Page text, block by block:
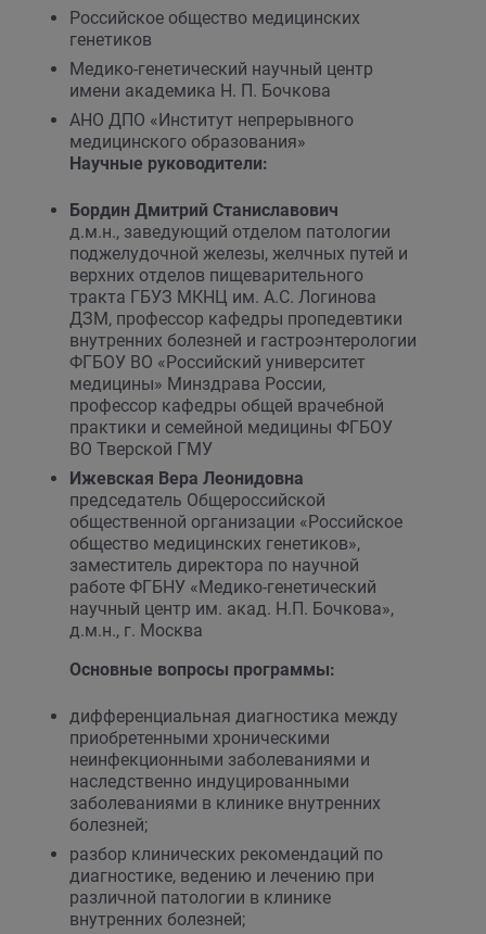
Российское общество медицинских
генетиков
Медико-генетический научный центр
имени академика Н. П. Бочкова
АНО ДПО «Институт непрерывного
медицинского образования»
Научные руководители:
Бордин Дмитрий Станиславович
д.м.н., заведующий отделом патологии
поджелудочной железы, желчных путей и
верхних отделов пищеварительного
тракта ГБУЗ МКНЦ им. А.С. Логинова
ДЗМ, профессор кафедры пропедевтики
внутренних болезней и гастроэнтерологии
ФГБОУ ВО «Российский университет
медицины» Минздрава России,
профессор кафедры общей врачебной
практики и семейной медицины ФГБОУ
ВО Тверской ГМУ
Ижевская Вера Леонидовна
председатель Общероссийской
общественной организации «Российское
общество медицинских генетиков»,
заместитель директора по научной
работе ФГБНУ «Медико-генетический
научный центр им. акад. Н.П. Бочкова»,
д.м.н., г. Москва
Основные вопросы программы:
дифференциальная диагностика между
приобретенными хроническими
неинфекционными заболеваниями и
наследственно индуцированными
заболеваниями в клинике внутренних
болезней;
разбор клинических рекомендаций по
диагностике, ведению и лечению при
различной патологии в клинике
внутренних болезней;